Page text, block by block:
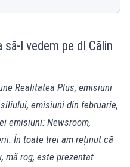
să-l vedem pe dl Călin
Realitatea Plus, emisiuni
emisiuni din februarie,
emisiuni: Newsroom,
În toate trei am reținut că
mă rog, este prezentat